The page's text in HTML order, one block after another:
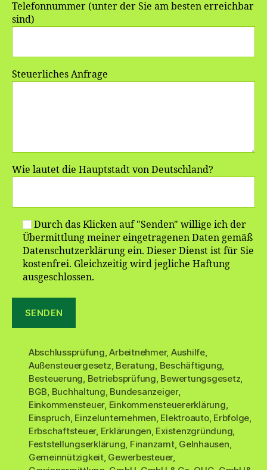
Telefonnummer (unter der Sie am besten erreichbar
sind)
Steuerliches Anfrage
Wie lautet die Hauptstadt von Deutschland?
Durch das Klicken auf "Senden" willige ich der
Übermittlung meiner eingetragenen Daten gemäß
Datenschutzerklärung ein. Dieser Dienst ist für Sie
kostenfrei. Gleichzeitig wird jegliche Haftung
ausgeschlossen.
Abschlussprüfung,Arbeitnehmer, Aushilfe,
Außensteuergesetz, Beratung, Beschäftigung,
Besteuerung, Betriebsprüfung, Bewertungsgesetz,
BGB, Buchhaltung, Bundesanzeiger,
Einkommensteuer, Einkommensteuererklärung,
Einspruch, Einzelunternehmen, Elektroauto, Erbfolge,
Erbschaftsteuer, Erklärungen, Existenzgründung,
Feststellungserklärung, Finanzamt, Gelnhausen,
Gemeinnützigkeit, Gewerbesteuer,